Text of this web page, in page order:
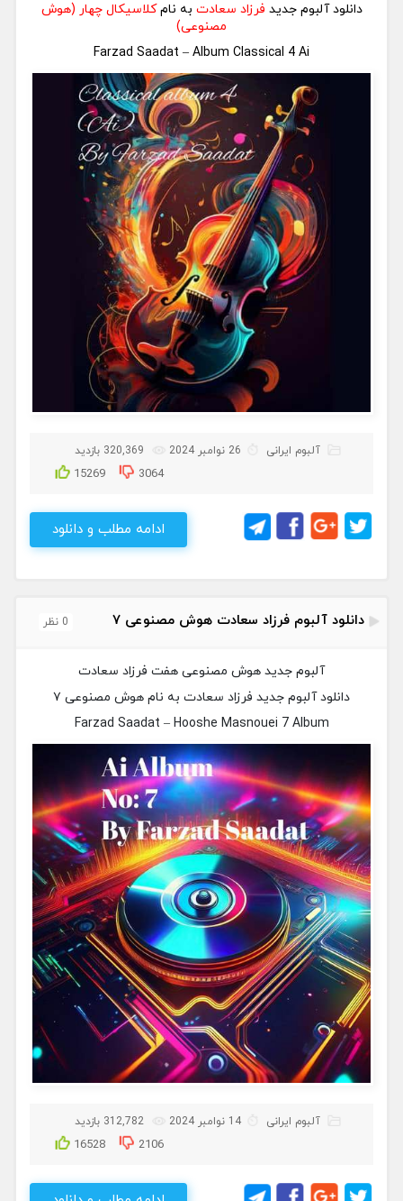
دانلود آلبوم جدید فرزاد سعادت به نامکلاسیکال چهار (هوش
مصنوعی)
Farzad Saadat – Album Classical 4 Ai
آلبوم ایرانی 26 نوامبر 2024 320,369 بازدید
15269 3064
ادامه مطلب و دانلود
دانلود آلبوم فرزاد سعادت هوش مصنوعی ۷ 0 نظر
آلبوم جدید هوش مصنوعی هفت فرزاد سعادت
دانلود آلبوم جدید فرزاد سعادت به نام هوش مصنوعی ۷
Farzad Saadat – Hooshe Masnouei 7 Album
آلبوم ایرانی 14 نوامبر 2024 312,782 بازدید
16528 2106